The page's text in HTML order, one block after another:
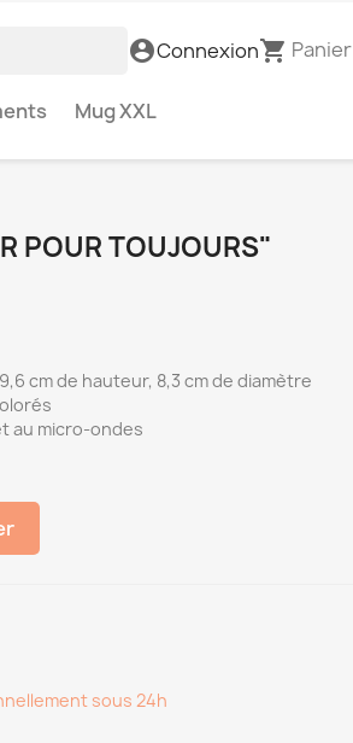
account_circleConnexionshopping_cart Panier
Mug XXL
POUR TOUJOURS"
cm de hauteur, 8,3 cm de diamètre
au micro-ondes
sous 24h